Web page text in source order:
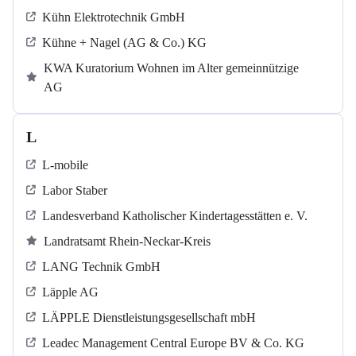
Kühn Elektrotechnik GmbH
Kühne + Nagel (AG & Co.) KG
KWA Kuratorium Wohnen im Alter gemeinnützige
AG
L
L-mobile
Labor Staber
Landesverband Katholischer Kindertagesstätten e. V.
Landratsamt Rhein-Neckar-Kreis
LANG Technik GmbH
Läpple AG
LÄPPLE Dienstleistungsgesellschaft mbH
Leadec Management Central Europe BV & Co. KG